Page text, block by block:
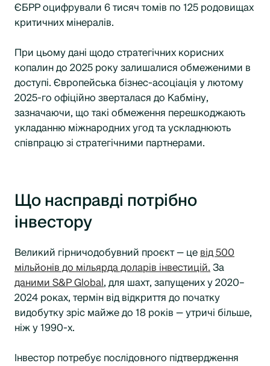
ЄБРР оцифрували 6 тисяч томів по 125 родовищах
критичних мінералів.
При цьому дані щодо стратегічних корисних
копалин до 2025 року залишалися обмеженими в
доступі. Європейська бізнес-асоціація у лютому
2025-го офіційно зверталася до Кабміну,
зазначаючи, що такі обмеження перешкоджають
укладанню міжнародних угод та ускладнюють
співпрацю зі стратегічними партнерами.
Що насправді потрібно
інвестору
Великий гірничодобувний проєкт — це від 500
мільйонів до мільярда доларів інвестицій. За
даними S&P Global, для шахт, запущених у 2020–
2024 роках, термін від відкриття до початку
видобутку зріс майже до 18 років — утричі більше,
ніж у 1990-х.
Інвестор потребує послідовного підтвердження